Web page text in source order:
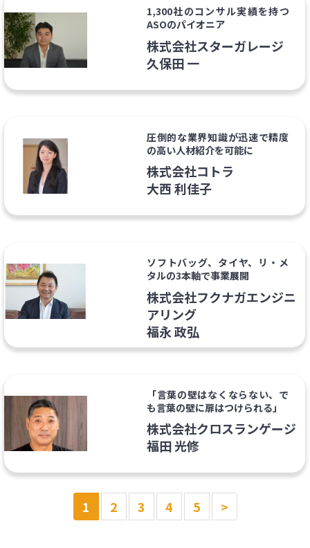
1,300社のコンサル実績を持つ
ASOのパイオニア
株式会社スターガレージ
久保田 一
圧倒的な業界知識が迅速で精度
の高い人材紹介を可能に
株式会社コトラ
大西 利佳子
ソフトバッグ、タイヤ、リ・メ
タルの3本軸で事業展開
株式会社フクナガエンジニ
アリング
福永 政弘
「言葉の壁はなくならない、で
も言葉の壁に扉はつけられる」
株式会社クロスランゲージ
福田 光修
1 2 3 4 5 >